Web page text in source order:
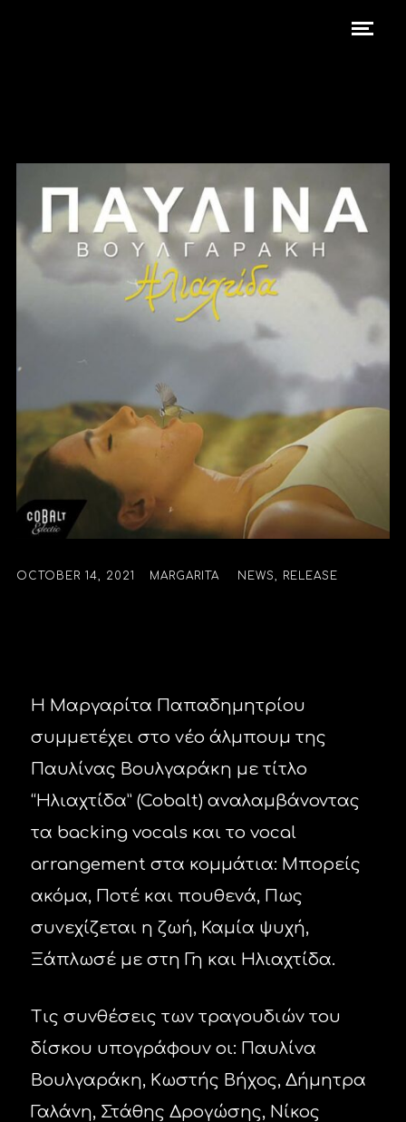
OCTOBER 14, 2021 MARGARITA NEWS, RELEASE
Η Μαργαρίτα Παπαδημητρίου
συμμετέχει στο νέο άλμπουμ της
Παυλίνας Βουλγαράκη με τίτλο
“Ηλιαχτίδα” (Cobalt) αναλαμβάνοντας
τα backing vocals και το vocal
arrangement στα κομμάτια: Μπορείς
ακόμα, Ποτέ και πουθενά, Πως
συνεχίζεται η ζωή, Καμία ψυχή,
Ξάπλωσέ με στη Γη και Ηλιαχτίδα.
Τις συνθέσεις των τραγουδιών του
δίσκου υπογράφουν οι: Παυλίνα
Βουλγαράκη, Κωστής Βήχος, Δήμητρα
Γαλάνη, Στάθης Δρογώσης, Νίκος